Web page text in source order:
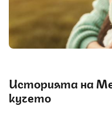
Историята на
кучето